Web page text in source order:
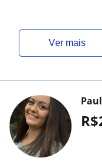
ver mais